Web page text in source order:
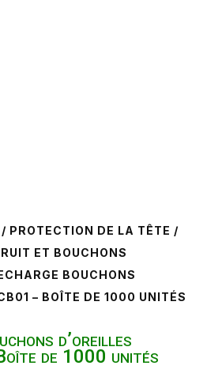
/ PROTECTION DE LA TÊTE /
ET BOUCHONS
BOUCHONS
– BOÎTE DE 1000 UNITÉS
d’oreilles
de 1000 unités